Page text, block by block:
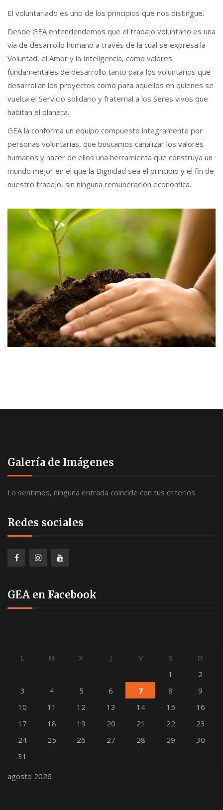
El voluntariado es uno de los principios que nos distingue.
Desde GEA entendendemos que el trabajo voluntario es una
vía de desarrollo humano a través de la cual se expresa la
Voluntad, el Amor y la Inteligencia, como valores
fundamentales de desarrollo tanto para los voluntarios que
desarrollan los proyectos como para aquellos en quienes se
vuelca el Servicio solidario y fraternal a los Seres vivos que
habitan el planeta.
GEA la conforma un equipo compuesto íntegramente por
personas voluntarias, que buscamos canalizar los valores
humanos y hacer de ellos una herramienta que construya un
mundo mejor en el que la Dignidad sea el principio y el fin de
nuestro trabajo, sin ninguna remuneración económica.
Galería de Imágenes
Lo sentimos, ninguna entrada coincide con tus criterios.
Redes sociales
GEA en Facebook
agosto 2026
L M X J V S
D
1
2
3
4 5 6 7 8
9
10
11 12 13 14 15
16
17
18 19 20 21 22
23
24
25 26 27 28 29
30
31